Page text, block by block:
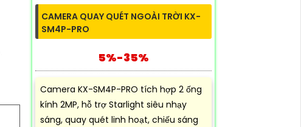
CAMERA QUAY QUÉT NGOÀI TRỜI KX-
SM4P-PRO
5%-35%
Camera KX-SM4P-PRO tích hợp 2 ống
kính 2MP, hỗ trợ Starlight siêu nhạy
sáng, quay quét linh hoạt, chiếu sáng